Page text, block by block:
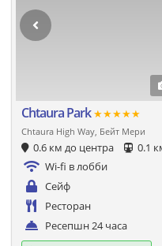
Chtaura Park★★★★★
Chtaura High Way, Бейт Мери
0.6 км до центра 0.1
Wi-fi в лобби
Сейф
Ресторан
Ресепшн 24 часа